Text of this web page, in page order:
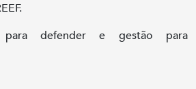
para defender e gestão para